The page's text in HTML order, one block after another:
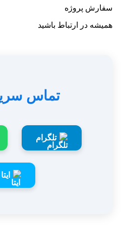
سفارش پروژه
همیشه در ارتباط باشید
تماس
تلگرام
ایتا